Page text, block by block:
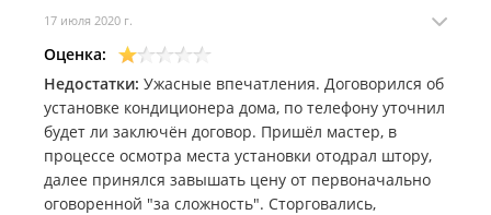
17 июля 2020 г.
Оценка:
Недостатки: Ужасные впечатления. Договорился об
установке кондиционера дома, по телефону уточнил
будет ли заключён договор. Пришёл мастер, в
процессе осмотра места установки отодрал штору,
далее принялся завышать цену от первоначально
оговоренной "за сложность". Сторговались,